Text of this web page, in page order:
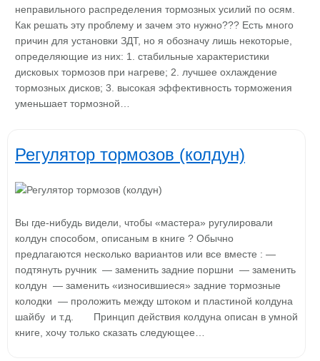
неправильного распределения тормозных усилий по осям.
Как решать эту проблему и зачем это нужно??? Есть много
причин для установки ЗДТ, но я обозначу лишь некоторые,
определяющие из них: 1. стабильные характеристики
дисковых тормозов при нагреве; 2. лучшее охлаждение
тормозных дисков; 3. высокая эффективность торможения
уменьшает тормозной…
Регулятор тормозов (колдун)
Вы где-нибудь видели, чтобы «мастера» ругулировали
колдун способом, описаным в книге ? Обычно
предлагаются несколько вариантов или все вместе : —
подтянуть ручник — заменить задние поршни — заменить
колдун — заменить «износившиеся» задние тормозные
колодки — проложить между штоком и пластиной колдуна
шайбу и т.д. Принцип действия колдуна описан в умной
книге, хочу только сказать следующее…